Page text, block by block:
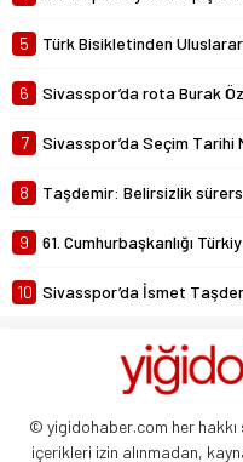
5 Türk Bisikletinden
6 Sivasspor’da rota Burak
7 Sivasspor’da Seçim Tarihi
8 Taşdemir: Belirsizlik
9 61. Cumhurbaşkanlığı
10 Sivasspor’da İsmet
© yigidohaber.com her hakkı
içerikleri izin alınmadan,